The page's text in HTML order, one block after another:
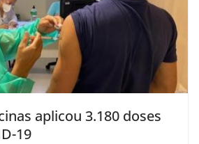
aplicou 3.180 doses
19